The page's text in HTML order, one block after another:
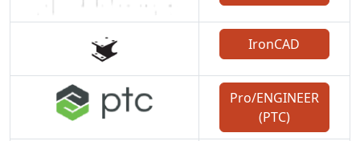
IronCAD
Pro/ENGINEER
(PTC)